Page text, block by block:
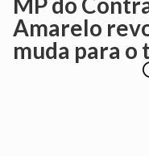
Amarelo
muda para